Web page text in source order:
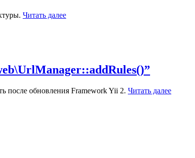
Читать далее
после обновления Framework Yii 2. Читать далее